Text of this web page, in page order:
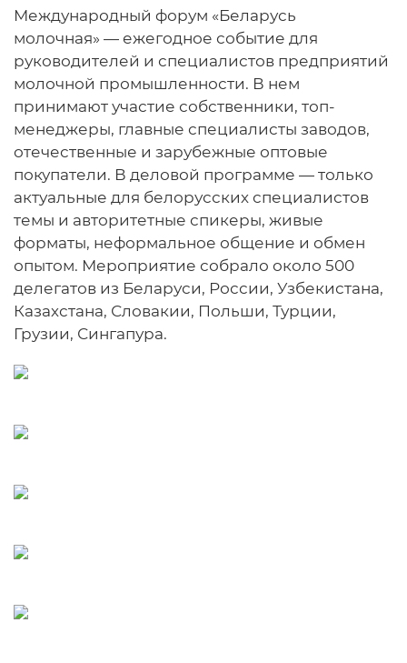
Международный форум «Беларусь
молочная» — ежегодное событие для
руководителей и специалистов предприятий
молочной промышленности. В нем
принимают участие собственники, топ-
менеджеры, главные специалисты заводов,
отечественные и зарубежные оптовые
покупатели. В деловой программе — только
актуальные для белорусских специалистов
темы и авторитетные спикеры, живые
форматы, неформальное общение и обмен
опытом. Мероприятие собрало около 500
делегатов из Беларуси, России, Узбекистана,
Казахстана, Словакии, Польши, Турции,
Грузии, Сингапура.